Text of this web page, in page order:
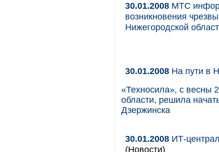
30.01.2008 МТС
возникновения
Нижегородской
30.01.2008 На пути в
«Техносила», с весны
области, решила
Дзержинска
30.01.2008 ИТ-
(Новости)